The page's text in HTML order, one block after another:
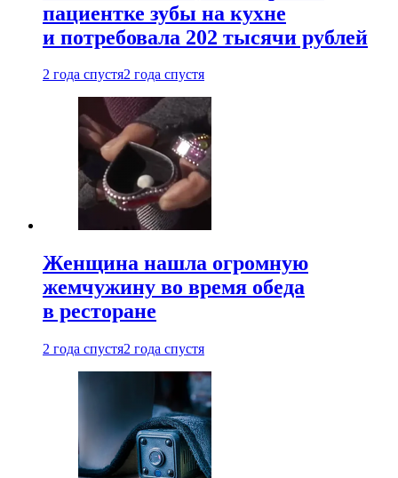
пациентке зубы на кухне
и потребовала 202 тысячи рублей
2 года спустя2 года спустя
Женщина нашла огромную
жемчужину во время обеда
в ресторане
2 года спустя2 года спустя